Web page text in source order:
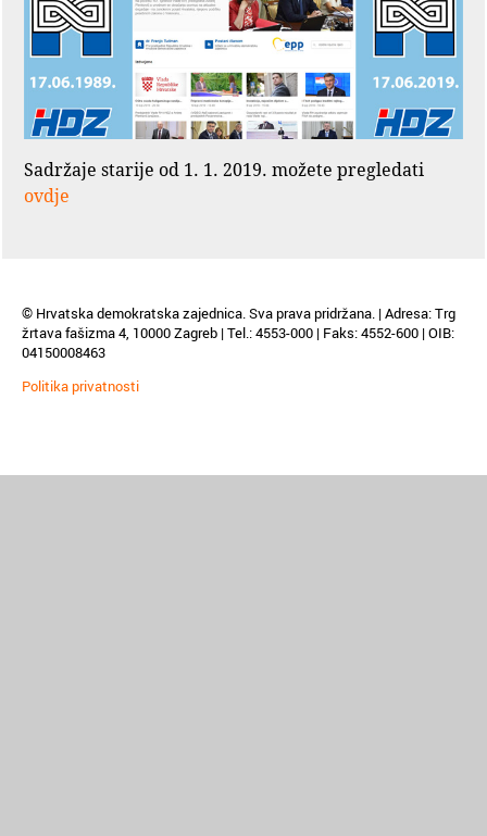
Sadržaje starije od 1. 1. 2019. možete pregledati
ovdje
© Hrvatska demokratska zajednica. Sva prava pridržana. | Adresa: Trg
žrtava fašizma 4, 10000 Zagreb | Tel.: 4553-000 | Faks: 4552-600 | OIB:
04150008463
Politika privatnosti